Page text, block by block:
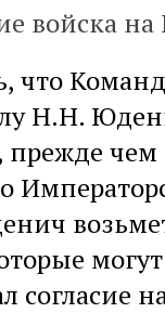
войска на
что
Н.Н.
прежде